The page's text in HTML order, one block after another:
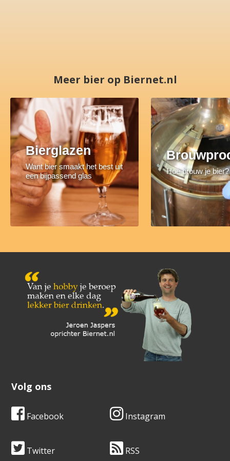
Meer bier op Biernet.nl
Bierglazen
Want bier smaakt het best uit
een bijpassend glas
Hoe brouw je bier?
Volg ons
Facebook Instagram
Twitter RSS